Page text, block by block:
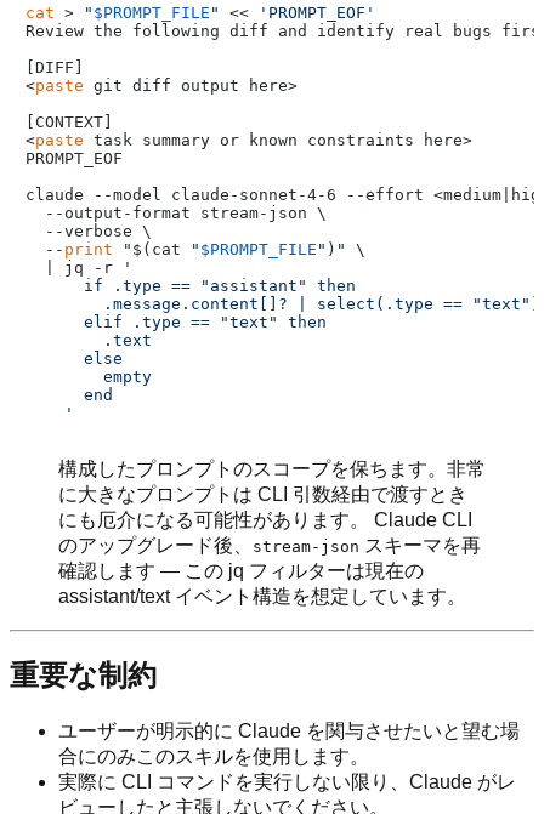
cat > " $PROMPT_FILE " <<
'PROMPT_EOF'
Review the following diff and identify real bugs
[DIFF]
<paste git diff output here>
[CONTEXT]
<paste task summary or known constraints here>
PROMPT_EOF
claude --model claude-sonnet-4-6 --effort
  --output-format stream-json \
  --verbose \
  --
print " $(cat " $PROMPT_FILE " ) "
\
  | jq -r
'
      if .type == "assistant" then
.message.content[]? | select(.type ==
      elif .type == "text" then
        .text
      else
        empty
      end
    '
構成したプロンプトのスコープを保ちます。非常
に大きなプロンプトは CLI 引数経由で渡すとき
にも厄介になる可能性があります。 Claude CLI
のアップグレード後、
stream-json スキーマを再
確認します — この jq フィルターは現在の
assistant/text イベント構造を想定しています。
重要な制約
ユーザーが明示的に Claude を関与させたいと望む場
合にのみこのスキルを使用します。
実際に CLI コマンドを実行しない限り、Claude がレ
ビューしたと主張しないでください。